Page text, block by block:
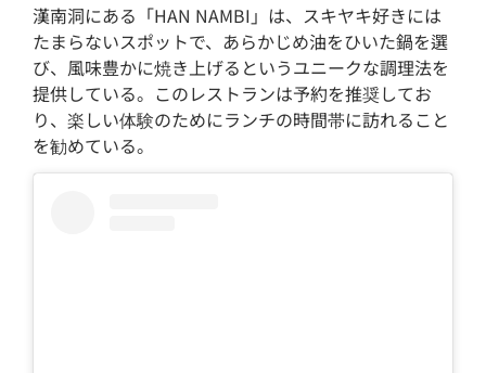
漢南洞にある「HAN NAMBI」は、スキヤキ好きには
たまらないスポットで、あらかじめ油をひいた鍋を選
び、風味豊かに焼き上げるというユニークな調理法を
提供している。このレストランは予約を推奨してお
り、楽しい体験のためにランチの時間帯に訪れること
を勧めている。